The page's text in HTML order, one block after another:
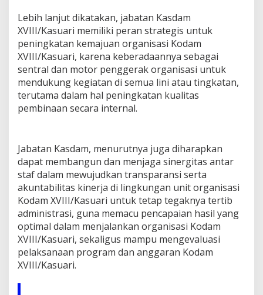
Lebih lanjut dikatakan, jabatan Kasdam
XVIII/Kasuari memiliki peran strategis untuk
peningkatan kemajuan organisasi Kodam
XVIII/Kasuari, karena keberadaannya sebagai
sentral dan motor penggerak organisasi untuk
mendukung kegiatan di semua lini atau tingkatan,
terutama dalam hal peningkatan kualitas
pembinaan secara internal.
Jabatan Kasdam, menurutnya juga diharapkan
dapat membangun dan menjaga sinergitas antar
staf dalam mewujudkan transparansi serta
akuntabilitas kinerja di lingkungan unit organisasi
Kodam XVIII/Kasuari untuk tetap tegaknya tertib
administrasi, guna memacu pencapaian hasil yang
optimal dalam menjalankan organisasi Kodam
XVIII/Kasuari, sekaligus mampu mengevaluasi
pelaksanaan program dan anggaran Kodam
XVIII/Kasuari.